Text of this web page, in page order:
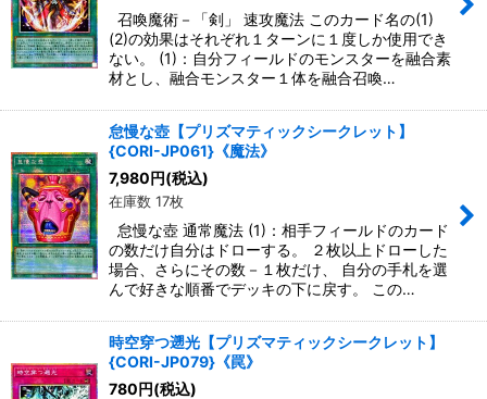
召喚魔術－「剣」 速攻魔法 このカード名の(1)
(2)の効果はそれぞれ１ターンに１度しか使用でき
ない。 (1)：自分フィールドのモンスターを融合素
材とし、融合モンスター１体を融合召喚…
怠慢な壺【プリズマティックシークレット】
{CORI-JP061}《魔法》
7,980円(税込)
在庫数 17枚
怠慢な壺 通常魔法 (1)：相手フィールドのカード
の数だけ自分はドローする。 ２枚以上ドローした
場合、さらにその数－１枚だけ、 自分の手札を選
んで好きな順番でデッキの下に戻す。 この…
時空穿つ遡光【プリズマティックシークレット】
{CORI-JP079}《罠》
780円(税込)